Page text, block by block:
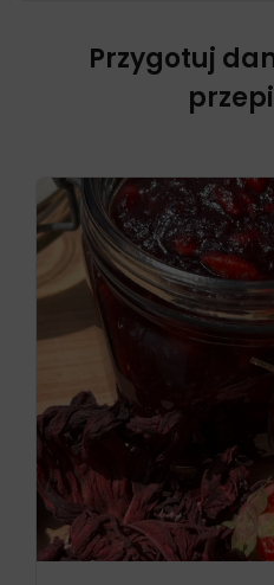
Przygotuj